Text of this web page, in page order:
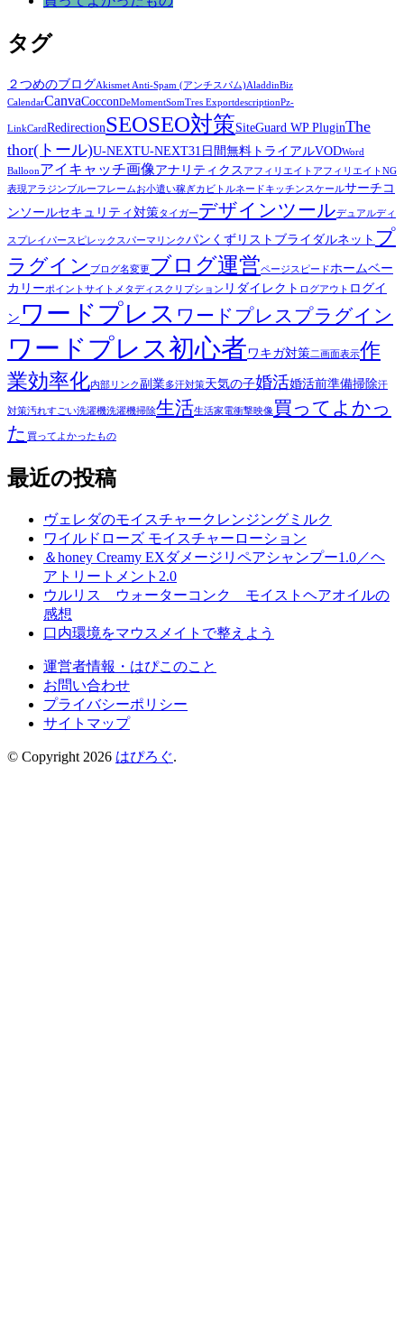
タグ
２つめのブログAkismet Anti-Spam (アンチスパム)AladdinBiz
CalendarCanvaCocconDeMomentSomTres ExportdescriptionPz-
LinkCardRedirectionSEOSEO対策SiteGuard WP PluginThe
thor(トール)U-NEXTU-NEXT31日間無料トライアルVODWord
Balloonアイキャッチ画像アナリティクス アフィリエイト アフィリエイトNG
表現アラジンブルーフレームお小遣い稼ぎカビトルネードキッチンスケールサーチコ
ンソールセキュリティ対策タイガーデザインツールデュアルディ
スプレイ パースピレックス パーマリンクパンくずリスト ブライダルネット プ
ラグイン ブログ名変更 ブログ運営ページスピードホームベー
カリーポイントサイト メタディスクリプション リダイレクト ログアウト ログイ
ン ワードプレス ワードプレスプラグイン
ワードプレス初心者ワキガ対策二画面表示作
業効率化内部リンク 副業多汗対策天気の子婚活婚活前準備掃除汗
対策汚れすごい洗濯機洗濯機掃除生活生活家電衝撃映像 買ってよかっ
た 買ってよかったもの
最近の投稿
ヴェレダのモイスチャークレンジングミルク
ワイルドローズ モイスチャーローション
＆honey Creamy EXダメージリペアシャンプー1.0／ヘ
アトリートメント2.0
ウルリス ウォーターコンク モイストヘアオイルの
感想
口内環境をマウスメイトで整えよう
運営者情報・はぴこのこと
お問い合わせ
プライバシーポリシー
サイトマップ
© Copyright 2026 はぴろぐ.